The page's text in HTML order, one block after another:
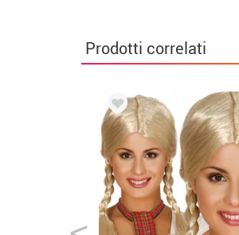
Prodotti correlati